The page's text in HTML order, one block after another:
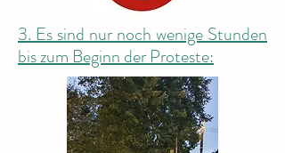
3. Es sind nur noch wenige Stunden
bis zum Beginn der Proteste: